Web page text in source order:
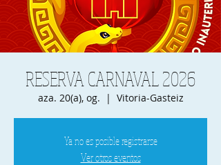
RESERVA CARNAVAL 2026
aza. 20(a), og.
  |
Vitoria-Gasteiz
Ya no es posible registrarse
Ver otros eventos